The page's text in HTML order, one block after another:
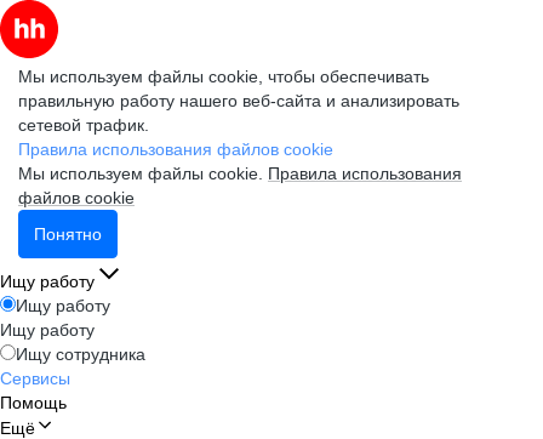
Мы используем файлы cookie, чтобы обеспечивать
правильную работу нашего веб-сайта и анализировать
сетевой трафик.
Правила использования файлов cookie
Мы используем файлы cookie. Правила использования
файлов cookie
Понятно
Ищу работу
Ищу работу
Ищу работу
Ищу сотрудника
Сервисы
Помощь
Ещё